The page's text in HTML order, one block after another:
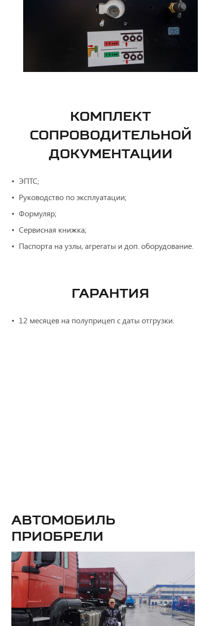
КОМПЛЕКТ
СОПРОВОДИТЕЛЬНОЙ
ДОКУМЕНТАЦИИ
ЭПТС;
Руководство по эксплуатации;
Формуляр;
Сервисная книжка;
Паспорта на узлы, агрегаты и доп. оборудование.
ГАРАНТИЯ
12 месяцев на полуприцеп с даты отгрузки.
Автомобиль
приобрели